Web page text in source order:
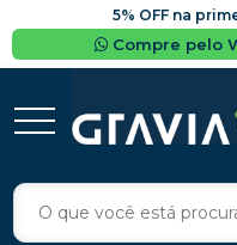
5% OFF na
Compre pelo